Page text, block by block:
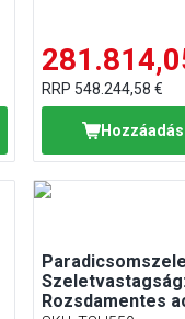
RRP 548.244,58 €
Rozsdamentes